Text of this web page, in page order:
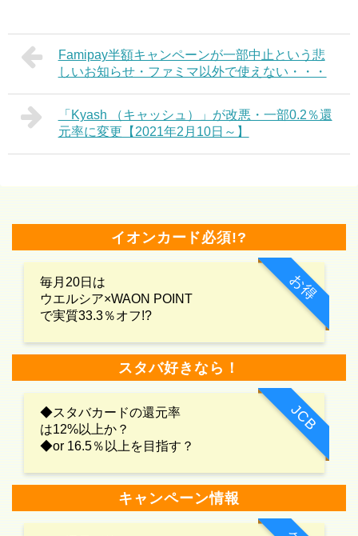
Famipay半額キャンペーンが一部中止という悲
しいお知らせ・ファミマ以外で使えない・・・
「Kyash （キャッシュ）」が改悪・一部0.2％還
元率に変更【2021年2月10日～】
イオンカード必須!?
お得
毎月20日は
ウエルシア×WAON POINT
で実質33.3％オフ!?
スタバ好きなら！
JCB
◆スタバカードの還元率
は12%以上か？
◆or 16.5％以上を目指す？
キャンペーン情報